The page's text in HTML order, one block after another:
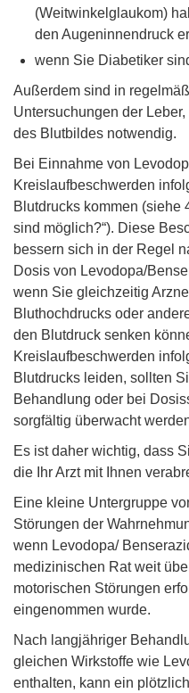
(Weitwinkelglaukom)
den Augeninnendruck
wenn Sie Diabetiker
Außerdem sind in
Untersuchungen der
des Blutbildes notwendig.
Bei Einnahme von
Kreislaufbeschwerden
Blutdrucks kommen (siehe
sind möglich?“). Diese
bessern sich in der Regel
Dosis von Levodopa/
wenn Sie gleichzeitig
Bluthochdrucks oder
den Blutdruck senken
Kreislaufbeschwerden
Blutdrucks leiden, sollten
Behandlung oder bei
sorgfältig überwacht
Es ist daher wichtig, dass
die Ihr Arzt mit Ihnen
Eine kleine Untergruppe
Störungen der
wenn Levodopa/
medizinischen Rat weit
motorischen Störungen
eingenommen wurde.
Nach langjähriger
gleichen Wirkstoffe wie
enthalten, kann ein